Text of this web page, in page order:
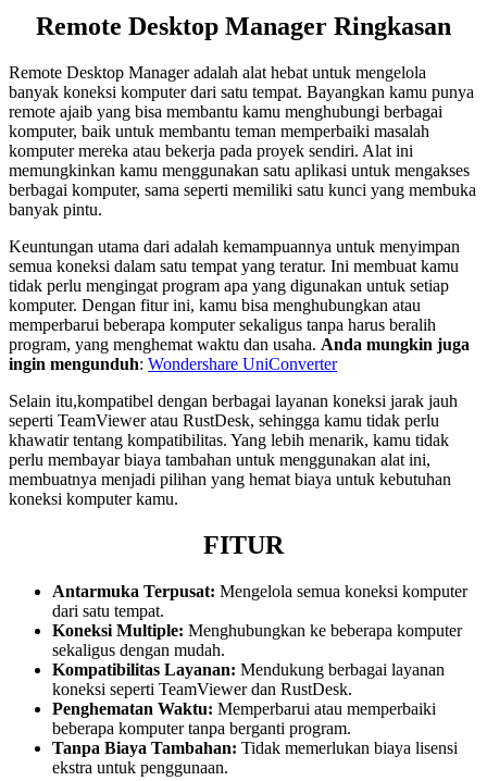
Remote Desktop Manager Ringkasan
Remote Desktop Manager adalah alat hebat untuk mengelola
banyak koneksi komputer dari satu tempat. Bayangkan kamu punya
remote ajaib yang bisa membantu kamu menghubungi berbagai
komputer, baik untuk membantu teman memperbaiki masalah
komputer mereka atau bekerja pada proyek sendiri. Alat ini
memungkinkan kamu menggunakan satu aplikasi untuk mengakses
berbagai komputer, sama seperti memiliki satu kunci yang membuka
banyak pintu.
Keuntungan utama dari adalah kemampuannya untuk menyimpan
semua koneksi dalam satu tempat yang teratur. Ini membuat kamu
tidak perlu mengingat program apa yang digunakan untuk setiap
komputer. Dengan fitur ini, kamu bisa menghubungkan atau
memperbarui beberapa komputer sekaligus tanpa harus beralih
program, yang menghemat waktu dan usaha. Anda mungkin juga
ingin mengunduh: Wondershare UniConverter
Selain itu,kompatibel dengan berbagai layanan koneksi jarak jauh
seperti TeamViewer atau RustDesk, sehingga kamu tidak perlu
khawatir tentang kompatibilitas. Yang lebih menarik, kamu tidak
perlu membayar biaya tambahan untuk menggunakan alat ini,
membuatnya menjadi pilihan yang hemat biaya untuk kebutuhan
koneksi komputer kamu.
FITUR
Antarmuka Terpusat: Mengelola semua koneksi komputer
dari satu tempat.
Koneksi Multiple: Menghubungkan ke beberapa komputer
sekaligus dengan mudah.
Kompatibilitas Layanan: Mendukung berbagai layanan
koneksi seperti TeamViewer dan RustDesk.
Penghematan Waktu: Memperbarui atau memperbaiki
beberapa komputer tanpa berganti program.
Tanpa Biaya Tambahan: Tidak memerlukan biaya lisensi
ekstra untuk penggunaan.